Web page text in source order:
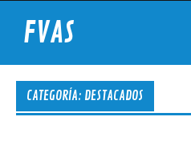
FVAS
CATEGORÍA: DESTACADOS